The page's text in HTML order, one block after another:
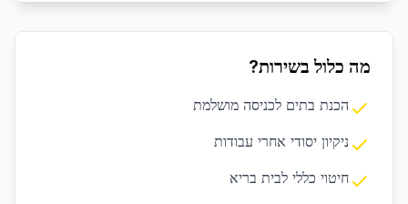
מה כלול בשירות?
הכנת בתים לכניסה מושלמת
ניקיון יסודי אחרי עבודות
חיטוי כללי לבית בריא